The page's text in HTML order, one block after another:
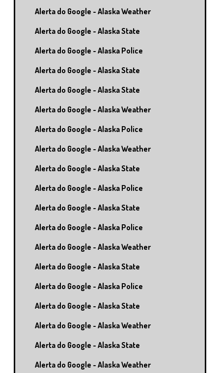
Alerta do Google - Alaska Weather
Alerta do Google - Alaska State
Alerta do Google - Alaska Police
Alerta do Google - Alaska State
Alerta do Google - Alaska State
Alerta do Google - Alaska Weather
Alerta do Google - Alaska Police
Alerta do Google - Alaska Weather
Alerta do Google - Alaska State
Alerta do Google - Alaska Police
Alerta do Google - Alaska State
Alerta do Google - Alaska Police
Alerta do Google - Alaska Weather
Alerta do Google - Alaska State
Alerta do Google - Alaska Police
Alerta do Google - Alaska State
Alerta do Google - Alaska Weather
Alerta do Google - Alaska State
Alerta do Google - Alaska Weather